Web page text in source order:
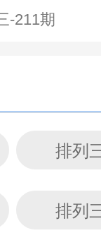
211期
排列
排列